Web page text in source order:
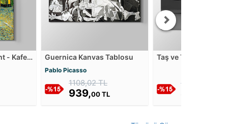
- Kafe
Guernica Kanvas Tablosu
Pablo Picasso
1108,02 TL
939,00 TL
Taş ve Tüy Dengesi
588,82 TL